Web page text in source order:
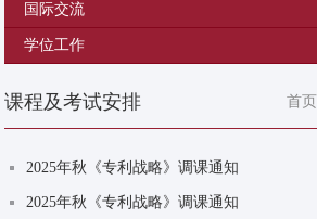
国际交流
学位工作
课程及考试安排 首页
​2025年秋《专利战略》调课通知
​2025年秋《专利战略》调课通知